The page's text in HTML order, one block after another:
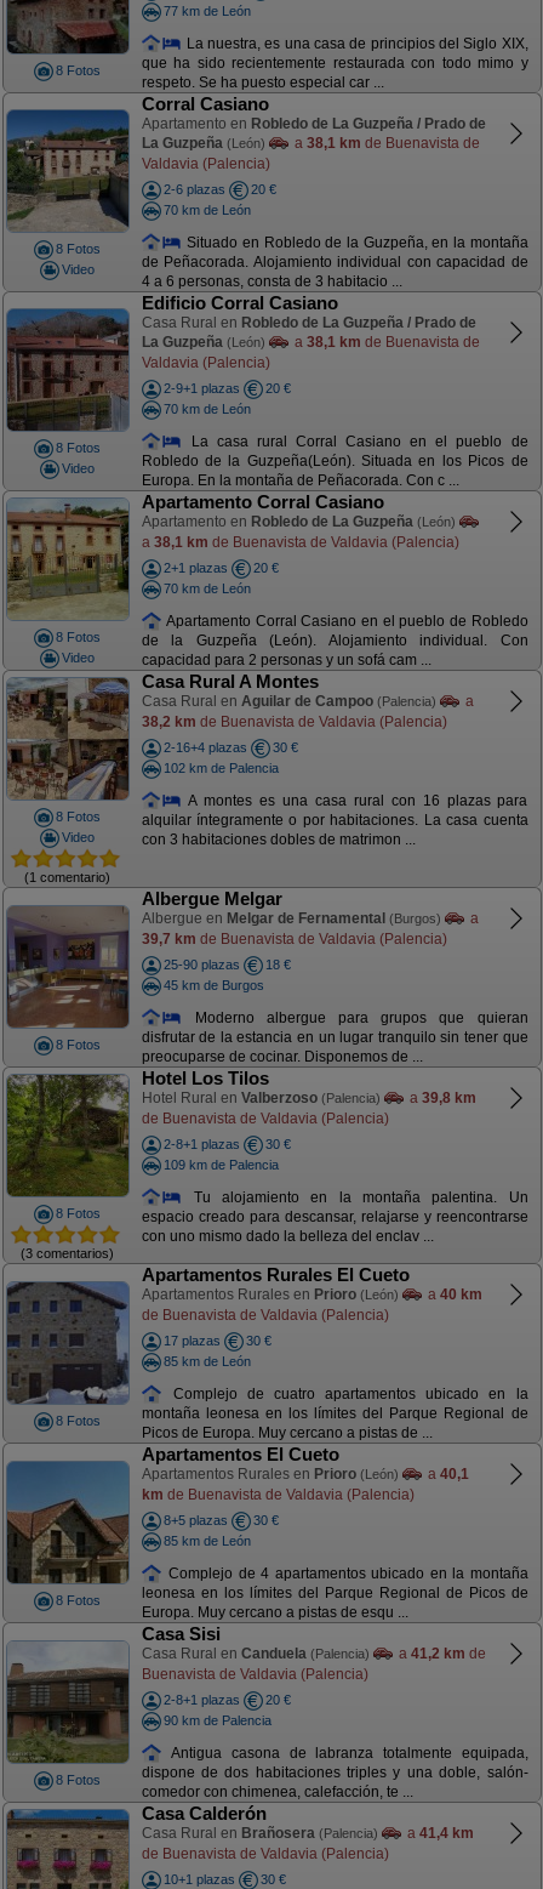
8 Fotos
77 km de León
La nuestra, es una casa de principios del Siglo XIX,
que ha sido recientemente restaurada con todo mimo y
respeto. Se ha puesto especial car ...
8 Fotos
Video
Corral Casiano
Apartamento en Robledo de La Guzpeña / Prado de
La Guzpeña (León) a 38,1 km de Buenavista de
Valdavia (Palencia)
2-6 plazas
20 €
70 km de León
Situado en Robledo de la Guzpeña, en la montaña
de Peñacorada. Alojamiento individual con capacidad de
4 a 6 personas, consta de 3 habitacio ...
8 Fotos
Video
Edificio Corral Casiano
Casa Rural en Robledo de La Guzpeña / Prado de
La Guzpeña (León) a 38,1 km de Buenavista de
Valdavia (Palencia)
2-9+1 plazas
20 €
70 km de León
La casa rural Corral Casiano en el pueblo de
Robledo de la Guzpeña(León). Situada en los Picos de
Europa. En la montaña de Peñacorada. Con c ...
8 Fotos
Video
Apartamento Corral Casiano
Apartamento en Robledo de La Guzpeña (León)
a 38,1 km de Buenavista de Valdavia (Palencia)
2+1 plazas
20 €
70 km de León
Apartamento Corral Casiano en el pueblo de Robledo
de la Guzpeña (León). Alojamiento individual. Con
capacidad para 2 personas y un sofá cam ...
8 Fotos
Video
(1 comentario)
Casa Rural A Montes
Casa Rural en Aguilar de Campoo (Palencia)
a
38,2 km de Buenavista de Valdavia (Palencia)
2-16+4 plazas
30 €
102 km de Palencia
A montes es una casa rural con 16 plazas para
alquilar íntegramente o por habitaciones. La casa cuenta
con 3 habitaciones dobles de matrimon ...
8 Fotos
Albergue Melgar
Albergue en Melgar de Fernamental (Burgos)
a
39,7 km de Buenavista de Valdavia (Palencia)
25-90 plazas
18 €
45 km de Burgos
Moderno albergue para grupos que quieran
disfrutar de la estancia en un lugar tranquilo sin tener que
preocuparse de cocinar. Disponemos de ...
8 Fotos
(3 comentarios)
Hotel Los Tilos
Hotel Rural en Valberzoso (Palencia) a 39,8 km
de Buenavista de Valdavia (Palencia)
2-8+1 plazas
30 €
109 km de Palencia
Tu alojamiento en la montaña palentina. Un
espacio creado para descansar, relajarse y reencontrarse
con uno mismo dado la belleza del enclav ...
8 Fotos
Apartamentos Rurales El Cueto
Apartamentos Rurales en Prioro (León) a 40 km
de Buenavista de Valdavia (Palencia)
17 plazas
30 €
85 km de León
Complejo de cuatro apartamentos ubicado en la
montaña leonesa en los límites del Parque Regional de
Picos de Europa. Muy cercano a pistas de ...
8 Fotos
Apartamentos El Cueto
Apartamentos Rurales en Prioro (León) a 40,1
km de Buenavista de Valdavia (Palencia)
8+5 plazas
30 €
85 km de León
Complejo de 4 apartamentos ubicado en la montaña
leonesa en los límites del Parque Regional de Picos de
Europa. Muy cercano a pistas de esqu ...
8 Fotos
Casa Sisi
Casa Rural en Canduela (Palencia) a 41,2 km de
Buenavista de Valdavia (Palencia)
2-8+1 plazas
20 €
90 km de Palencia
Antigua casona de labranza totalmente equipada,
dispone de dos habitaciones triples y una doble, salón-
comedor con chimenea, calefacción, te ...
Casa Calderón
Casa Rural en Brañosera (Palencia) a 41,4 km
de Buenavista de Valdavia (Palencia)
10+1 plazas
30 €